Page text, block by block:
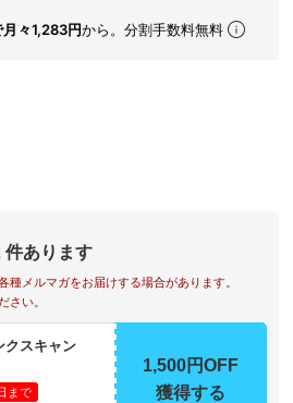
々1,283円から。分割手数料無料
件あります
種メルマガをお届けする場合があります。
さい。
クスキャン
まで
1,500円OFF
獲得する